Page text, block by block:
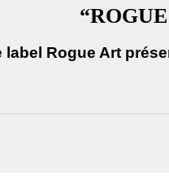
label Rogue Art